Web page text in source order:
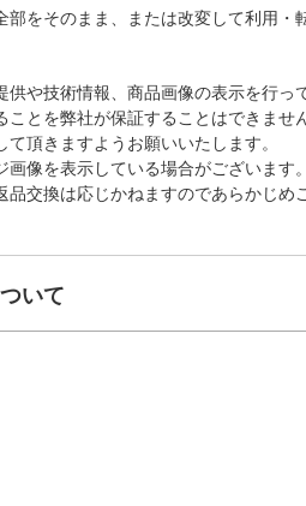
をそのまま、または改変して利用・
や技術情報、商品画像の表示を行っ
とを弊社が保証することはできません
頂きますようお願いいたします。
像を表示している場合がございます。
交換は応じかねますのであらかじめ
いて